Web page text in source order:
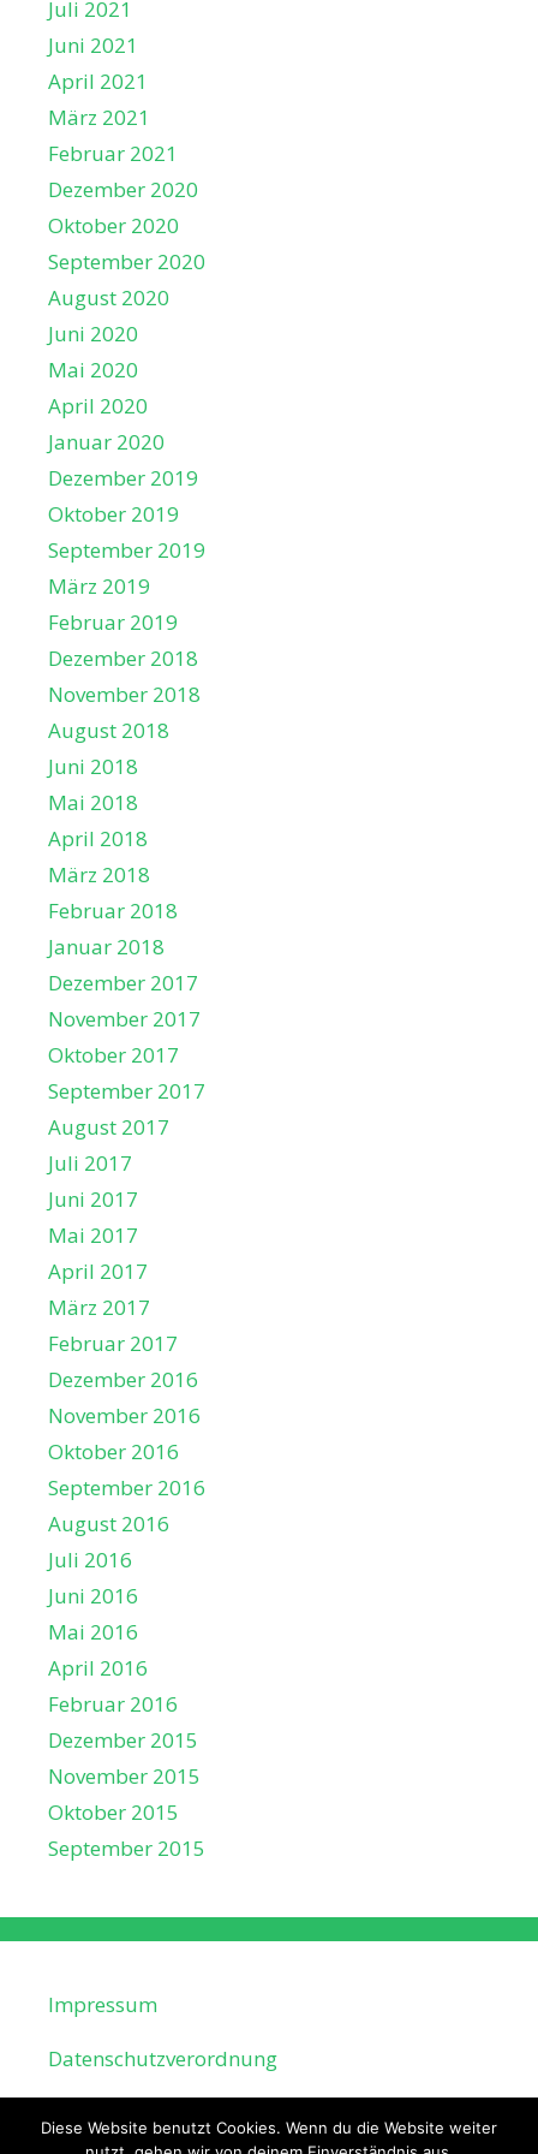
Juli 2021
Juni 2021
April 2021
März 2021
Februar 2021
Dezember 2020
Oktober 2020
September 2020
August 2020
Juni 2020
Mai 2020
April 2020
Januar 2020
Dezember 2019
Oktober 2019
September 2019
März 2019
Februar 2019
Dezember 2018
November 2018
August 2018
Juni 2018
Mai 2018
April 2018
März 2018
Februar 2018
Januar 2018
Dezember 2017
November 2017
Oktober 2017
September 2017
August 2017
Juli 2017
Juni 2017
Mai 2017
April 2017
März 2017
Februar 2017
Dezember 2016
November 2016
Oktober 2016
September 2016
August 2016
Juli 2016
Juni 2016
Mai 2016
April 2016
Februar 2016
Dezember 2015
November 2015
Oktober 2015
September 2015
Impressum
Datenschutzverordnung
Diese Website benutzt Cookies. Wenn du die Website weiter